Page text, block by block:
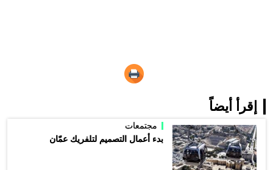
إقرأ أيضاً
مجتمعات
بدء أعمال التصميم لتلفريك عمّان